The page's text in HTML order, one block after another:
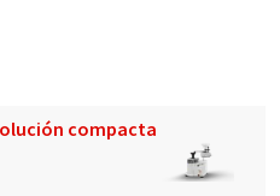
compacta